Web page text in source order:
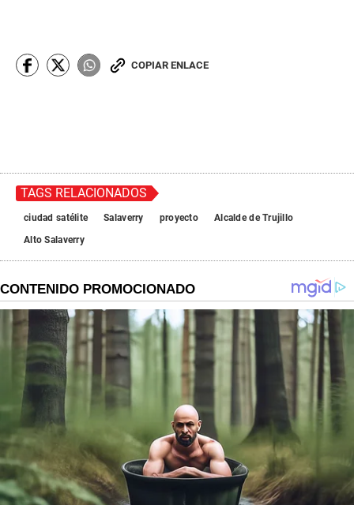
COPIAR ENLACE
TAGS RELACIONADOS
ciudad satélite Salaverry proyecto
Alcalde de Trujillo
Alto Salaverry